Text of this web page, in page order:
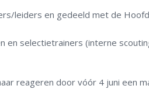
leiders en gedeeld met de Hoofd
en selectietrainers (interne
reageren door vóór 4 juni een